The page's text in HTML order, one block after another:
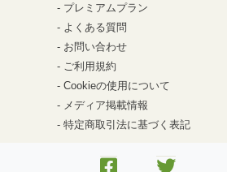
プレミアムプラン
よくある質問
お問い合わせ
ご利用規約
Cookieの使用について
メディア掲載情報
特定商取引法に基づく表記